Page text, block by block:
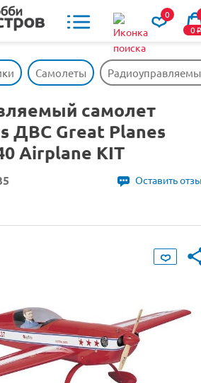
0
0o
Самолеты
самолет
ДВС Great Planes
Airplane KIT
Оставить